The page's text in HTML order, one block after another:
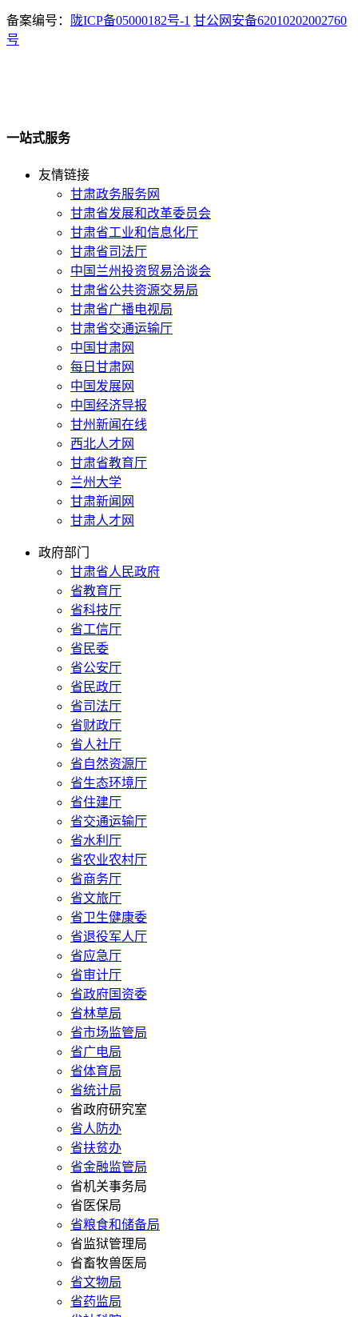
备案编号： 陇ICP备05000182号-1 甘公网安备62010202002760
号
一站式服务
友情链接
甘肃政务服务网
甘肃省发展和改革委员会
甘肃省工业和信息化厅
甘肃省司法厅
中国兰州投资贸易洽谈会
甘肃省公共资源交易局
甘肃省广播电视局
甘肃省交通运输厅
中国甘肃网
每日甘肃网
中国发展网
中国经济导报
甘州新闻在线
西北人才网
甘肃省教育厅
兰州大学
甘肃新闻网
甘肃人才网
政府部门
甘肃省人民政府
省教育厅
省科技厅
省工信厅
省民委
省公安厅
省民政厅
省司法厅
省财政厅
省人社厅
省自然资源厅
省生态环境厅
省住建厅
省交通运输厅
省水利厅
省农业农村厅
省商务厅
省文旅厅
省卫生健康委
省退役军人厅
省应急厅
省审计厅
省政府国资委
省林草局
省市场监管局
省广电局
省体育局
省统计局
省政府研究室
省人防办
省扶贫办
省金融监管局
省机关事务局
省医保局
省粮食和储备局
省监狱管理局
省畜牧兽医局
省文物局
省药监局